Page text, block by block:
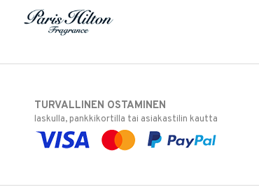
TURVALLINEN OSTAMINEN
laskulla, pankkikortilla tai asiakastilin kautta